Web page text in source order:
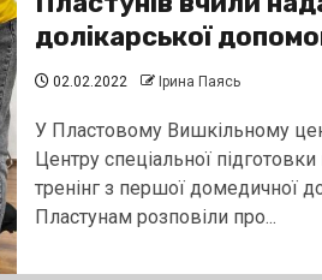
долікарської
02.02.2022 Ірина Паясь
У Пластовому Вишкільному
Центру спеціальної
тренінг з першої домедичної
Пластунам розповіли про...